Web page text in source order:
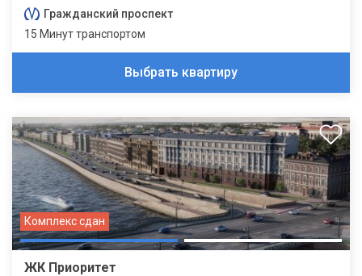
Гражданский проспект
15 Минут транспортом
Выбрать квартиру
Комплекс сдан
ЖК Приоритет